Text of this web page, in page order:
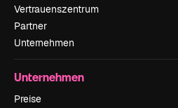
Vertrauenszentrum
Partner
Unternehmen
Unternehmen
Preise